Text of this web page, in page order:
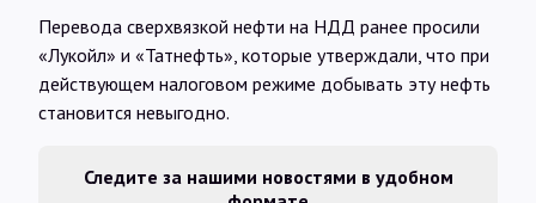
Перевода сверхвязкой нефти на НДД ранее просили
«Лукойл» и «Татнефть», которые утверждали, что при
действующем налоговом режиме добывать эту нефть
становится невыгодно.
Следите за нашими новостями в удобном